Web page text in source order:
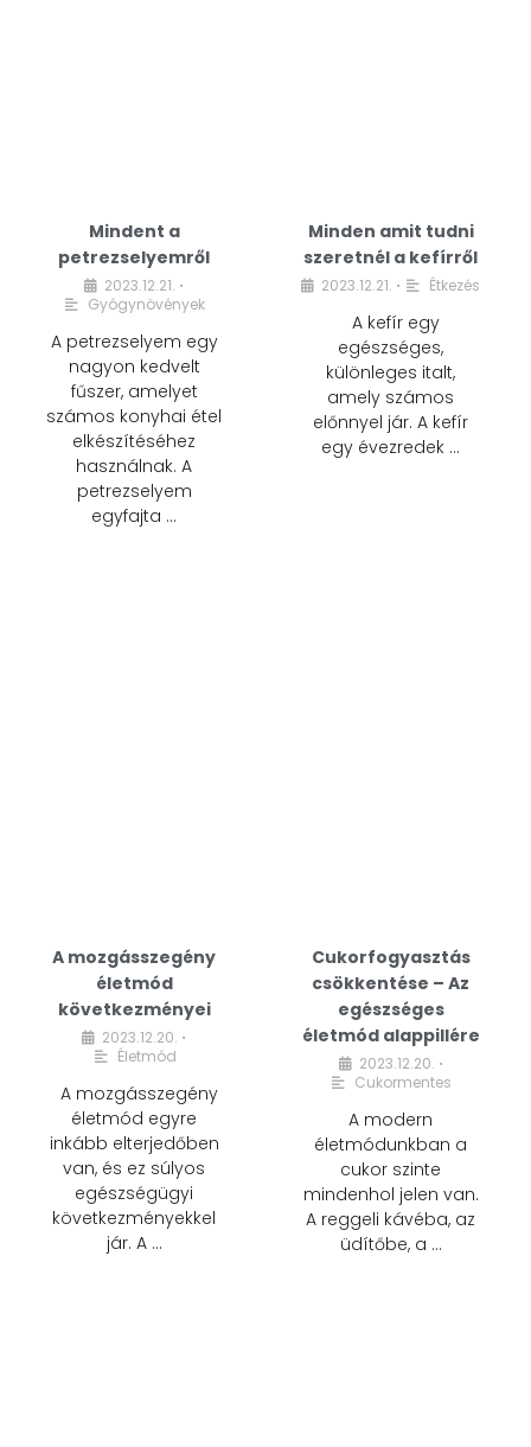
Mindent a
petrezselyemről
2023.12.21. •
Gyógynövények
A petrezselyem egy
nagyon kedvelt
fűszer, amelyet
számos konyhai étel
elkészítéséhez
használnak. A
petrezselyem
egyfajta …
Minden amit tudni
szeretnél a kefírről
2023.12.21. • Étkezés
A kefír egy
egészséges,
különleges italt,
amely számos
előnnyel jár. A kefír
egy évezredek …
A mozgásszegény
életmód
következményei
2023.12.20. •
Életmód
A mozgásszegény
életmód egyre
inkább elterjedőben
van, és ez súlyos
egészségügyi
következményekkel
jár. A …
Cukorfogyasztás
csökkentése – Az
egészséges
életmód alappillére
2023.12.20. •
Cukormentes
A modern
életmódunkban a
cukor szinte
mindenhol jelen van.
A reggeli kávéba, az
üdítőbe, a …